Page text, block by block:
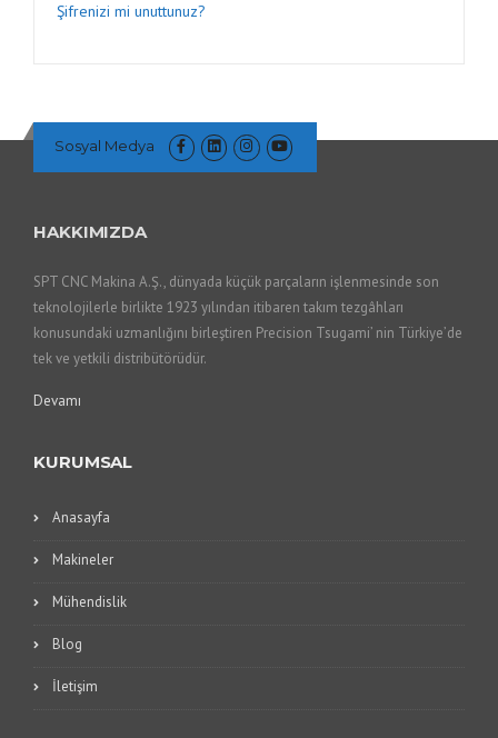
Şifrenizi mi unuttunuz?
Sosyal Medya
HAKKIMIZDA
SPT CNC Makina A.Ş., dünyada küçük parçaların işlenmesinde son
teknolojilerle birlikte 1923 yılından itibaren takım tezgâhları
konusundaki uzmanlığını birleştiren Precision Tsugami’ nin Türkiye’de
tek ve yetkili distribütörüdür.
Devamı
KURUMSAL
Anasayfa
Makineler
Mühendislik
Blog
İletişim